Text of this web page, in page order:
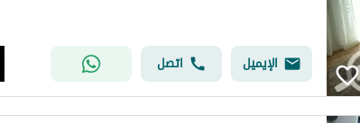
الإيميل اتصل